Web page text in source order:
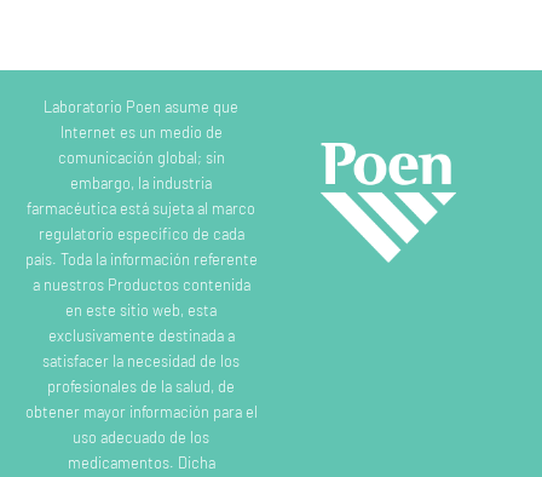
Laboratorio Poen asume que
Internet es un medio de
comunicación global; sin
embargo, la industria
farmacéutica está sujeta al marco
regulatorio específico de cada
país. Toda la información referente
a nuestros Productos contenida
en este sitio web, esta
exclusivamente destinada a
satisfacer la necesidad de los
profesionales de la salud, de
obtener mayor información para el
uso adecuado de los
medicamentos. Dicha